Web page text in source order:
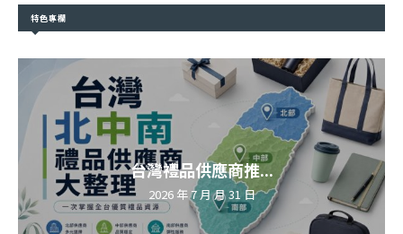
特色專欄
台灣禮品供應商推...
2026 年 7 月 月 31 日